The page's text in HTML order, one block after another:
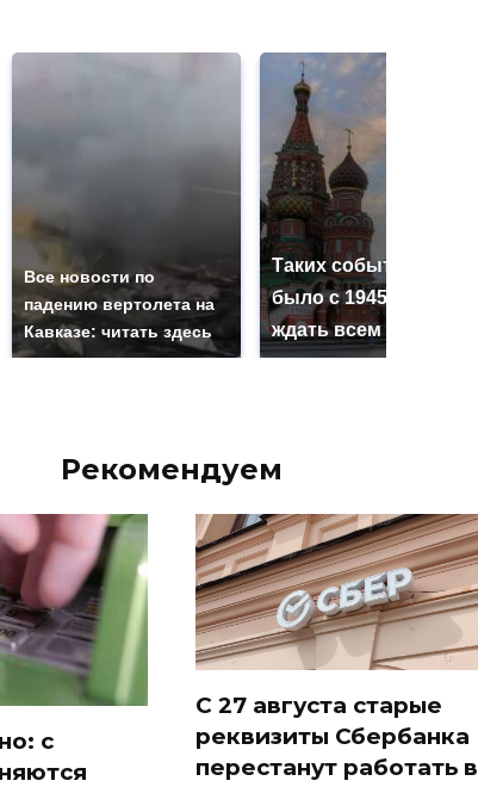
Все новости по
падению вертолета на
Кавказе: читать здесь
Таких событий не
было с 1945: чего
ждать всем нам?
Рекомендуем
с
С 27 августа старые
реквизиты Сбербанка
перестанут работать в